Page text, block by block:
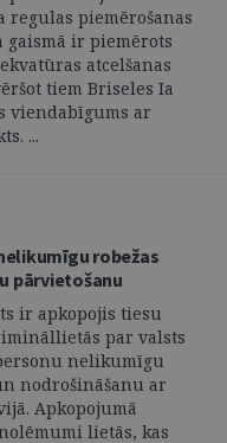
piemērošanas
gaismā ir piemērots
atcelšanas
tiem Briseles Ia
viendabīgums ar
...
robežas
pārvietošanu
ir apkopojis tiesu
par valsts
nelikumīgu
nodrošināšanu ar
Apkopojumā
lietās, kas